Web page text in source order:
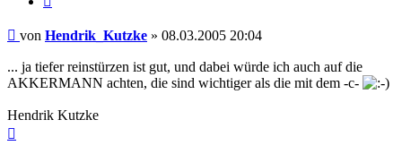
Beitrag
von Hendrik_Kutzke » 08.03.2005 20:04
... ja tiefer reinstürzen ist gut, und dabei würde ich auch auf die
AKKERMANN achten, die sind wichtiger als die mit dem -c-
Hendrik Kutzke